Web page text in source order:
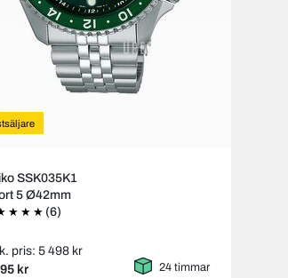
SSK035K1
5 Ø42mm
(6)
pris: 5 498 kr
kr 24 timmar